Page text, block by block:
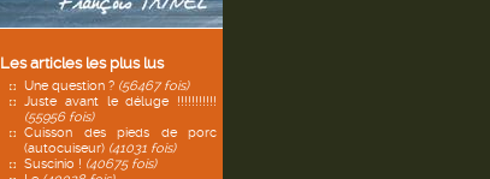
Les articles les plus lus
Une question ? (56467 fois)
Juste avant le déluge !!!!!!!!!!!
(55956 fois)
Cuisson des pieds de porc
(autocuiseur) (41031 fois)
Suscinio ! (40675 fois)